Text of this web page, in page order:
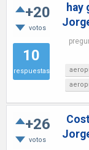
+20
votos
10
respuestas
hay
+26
votos